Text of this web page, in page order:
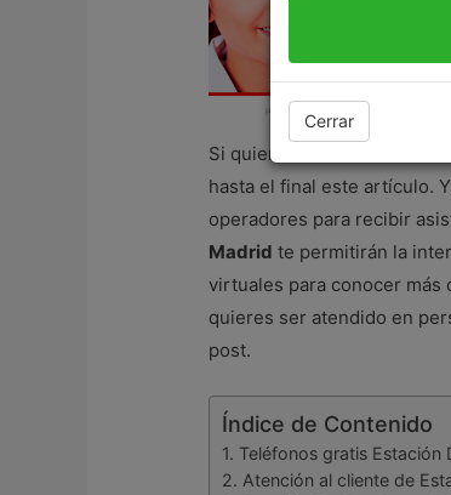
Si quieres conocer todos
hasta el final este artículo.
operadores para recibir
Madrid te permitirán la
virtuales para conocer más
quieres ser atendido en
post.
Índice de Contenido
Teléfonos gratis Estación
Atención al cliente de
Cerrar